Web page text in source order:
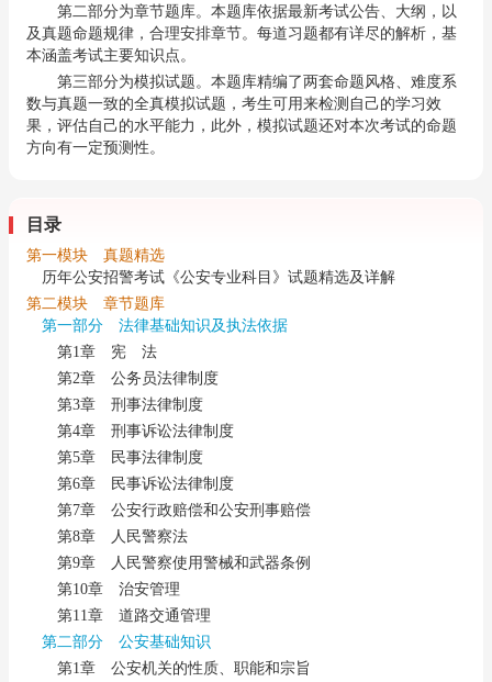
第二部分为章节题库。本题库依据最新考试公告、大纲，以
及真题命题规律，合理安排章节。每道习题都有详尽的解析，基
本涵盖考试主要知识点。
第三部分为模拟试题。本题库精编了两套命题风格、难度系
数与真题一致的全真模拟试题，考生可用来检测自己的学习效
果，评估自己的水平能力，此外，模拟试题还对本次考试的命题
方向有一定预测性。
目录
第一模块 真题精选
历年公安招警考试《公安专业科目》试题精选及详解
第二模块 章节题库
第一部分 法律基础知识及执法依据
第1章 宪 法
第2章 公务员法律制度
第3章 刑事法律制度
第4章 刑事诉讼法律制度
第5章 民事法律制度
第6章 民事诉讼法律制度
第7章 公安行政赔偿和公安刑事赔偿
第8章 人民警察法
第9章 人民警察使用警械和武器条例
第10章 治安管理
第11章 道路交通管理
第二部分 公安基础知识
第1章 公安机关的性质、职能和宗旨